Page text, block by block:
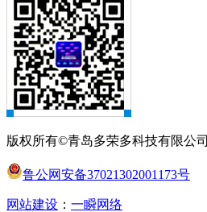
版权所有©青岛多荣多科技有限公司
鲁公网安备37021302001173号
网站建设 ： 一瞬网络